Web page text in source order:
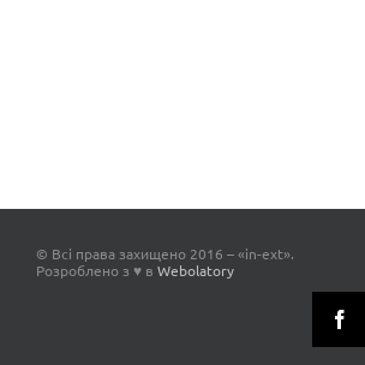
© Всі права захищено 2016 – «in-ext».
Розроблено з ♥ в Webolatory